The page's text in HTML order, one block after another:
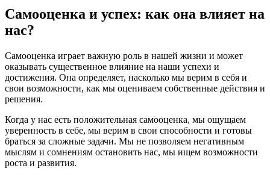
Самооценка и успех: как она влияет на
нас?
Самооценка играет важную роль в нашей жизни и может
оказывать существенное влияние на наши успехи и
достижения. Она определяет, насколько мы верим в себя и
свои возможности, как мы оцениваем собственные действия и
решения.
Когда у нас есть положительная самооценка, мы ощущаем
уверенность в себе, мы верим в свои способности и готовы
браться за сложные задачи. Мы не позволяем негативным
мыслям и сомнениям остановить нас, мы ищем возможности
роста и развития.